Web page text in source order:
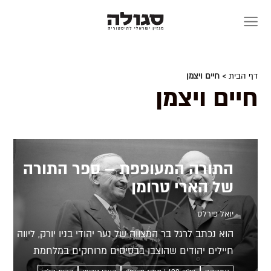
דף הבית > חיים ויצמן
חיים ויצמן
התורה המעופפת – ספר התורה
של הארי טרומן
יואל פירלס
הוא נכתב לרגל בר המצווה של נער יהודי בניו יורק, ליווה
חיילים יהודים שהוצבו בבסיסים מרוחקים במלחמת
העולם השנייה וב-1948 הוענק במתנה לנשיא ארצות